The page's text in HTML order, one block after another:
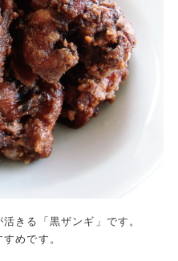
きる「黒ザンギ」です。
めです。